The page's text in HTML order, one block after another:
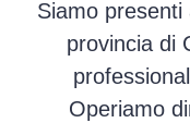
Siamo
provincia di
Operiamo